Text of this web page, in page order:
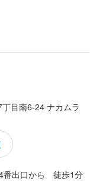
目南6-24 ナカムラ
出口から　徒歩1分
早めのご応募をお待